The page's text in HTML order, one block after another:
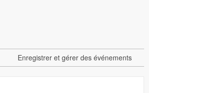
Enregistrer et gérer des événements